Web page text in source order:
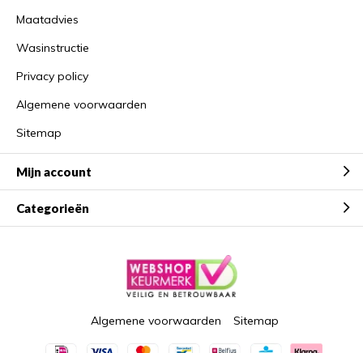
Maatadvies
Wasinstructie
Privacy policy
Algemene voorwaarden
Sitemap
Mijn account
Categorieën
Algemene voorwaarden Sitemap